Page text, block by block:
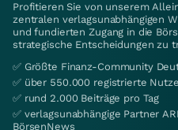
Profitieren Sie von unserem
zentralen verlagsunabhängigen
und fundierten Zugang in die
strategische Entscheidungen zu
✅ Größte Finanz-Community
✅ über 550.000 registrierte
✅ rund 2.000 Beiträge pro Tag
✅ verlagsunabhängige Partner
BörsenNews